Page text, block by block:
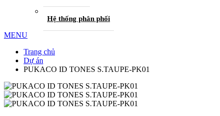
Hệ thống phân phối
MENU
Trang chủ
Dự án
PUKACO ID TONES S.TAUPE-PK01